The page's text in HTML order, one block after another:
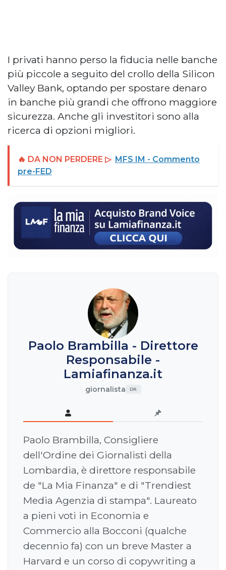
I privati hanno perso la fiducia nelle banche
più piccole a seguito del crollo della Silicon
Valley Bank, optando per spostare denaro
in banche più grandi che offrono maggiore
sicurezza. Anche gli investitori sono alla
ricerca di opzioni migliori.
🔥 DA NON PERDERE ▷ MFS IM - Commento
pre-FED
Paolo Brambilla - Direttore
Responsabile -
Lamiafinanza.it
giornalista DR.
Paolo Brambilla, Consigliere
dell'Ordine dei Giornalisti della
Lombardia, è direttore responsabile
de "La Mia Finanza" e di "Trendiest
Media Agenzia di stampa". Laureato
a pieni voti in Economia e
Commercio alla Bocconi (qualche
decennio fa) con un breve Master a
Harvard e un corso di copywriting a